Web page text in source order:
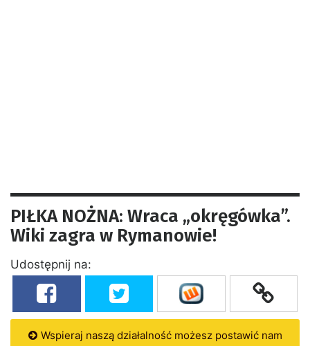
PIŁKA NOŻNA: Wraca „okręgówka”.
Wiki zagra w Rymanowie!
Udostępnij na:
Wspieraj naszą działalność możesz postawić nam